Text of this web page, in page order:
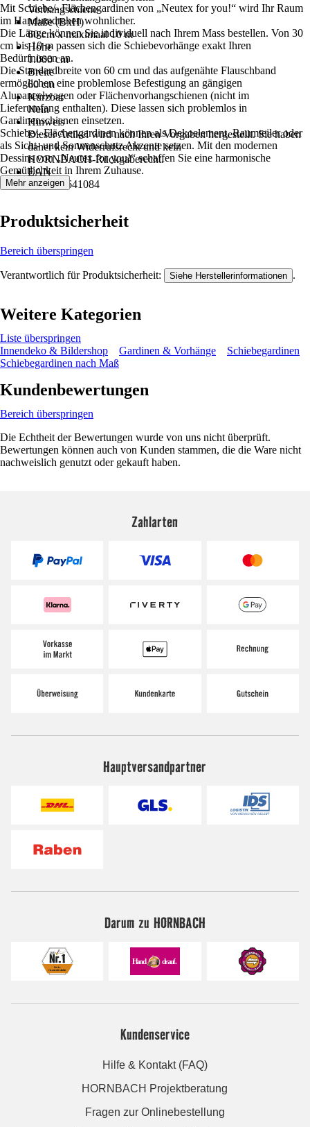
Vorhangschiene
Maße (BxH)
60 cm x maximaal 10 m
Höhe
1.000 cm
Breite
60 cm
Kürzbar
Nein
Hinweis
Dieser Artikel wird nach Ihren Vorgaben hergestellt. Sie haben
daher kein Widerrufsrecht und kein
HORNBACH‑Rückgaberecht.
EAN
4006470641084
Mit Schiebe/- Flächengardinen von „Neutex for you!“ wird Ihr Raum
im Handumdrehen wohnlicher.
Die Länge können Sie individuell nach Ihrem Mass bestellen. Von 30
cm bis 10 m passen sich die Schiebevorhänge exakt Ihren
Bedürfnissen an.
Die Standardbreite von 60 cm und das aufgenähte Flauschband
ermöglichen eine problemlose Befestigung an gängigen
Alupaneelwagen oder Flächenvorhangschienen (nicht im
Lieferumfang enthalten). Diese lassen sich problemlos in
Gardinenschienen einsetzen.
Schiebe/- Flächengardinen können als Dekoelement, Raumteiler oder
als Sicht- und Sonnenschutz Akzente setzen. Mit den modernen
Dessins von „Neutex for you!“ schaffen Sie eine harmonische
Gemütlichkeit in Ihrem Zuhause.
Mehr anzeigen
Produktsicherheit
Bereich überspringen
Verantwortlich für Produktsicherheit: Siehe Herstellerinformationen .
Weitere Kategorien
Liste überspringen
Innendeko & Bildershop
Gardinen & Vorhänge
Schiebegardinen
Schiebegardinen nach Maß
Kundenbewertungen
Bereich überspringen
Die Echtheit der Bewertungen wurde von uns nicht überprüft.
Bewertungen können auch von Kunden stammen, die die Ware nicht
nachweislich genutzt oder gekauft haben.
Zahlarten
Hauptversandpartner
Darum zu HORNBACH
Kundenservice
Hilfe & Kontakt (FAQ)
HORNBACH Projektberatung
Fragen zur Onlinebestellung